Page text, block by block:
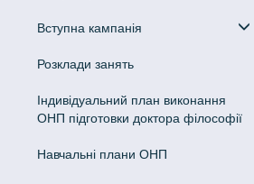
Вступна кампанія
Розклади занять
Індивідуальний план виконання
ОНП підготовки доктора філософії
Навчальні плани ОНП